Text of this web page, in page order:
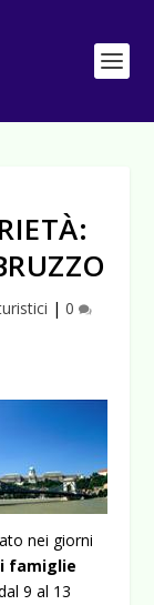
| 0
nei giorni
famiglie
9 al 13